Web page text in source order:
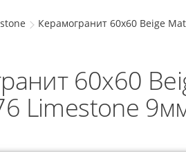
Керамогранит 60x60 Beige
60x60
Limestone